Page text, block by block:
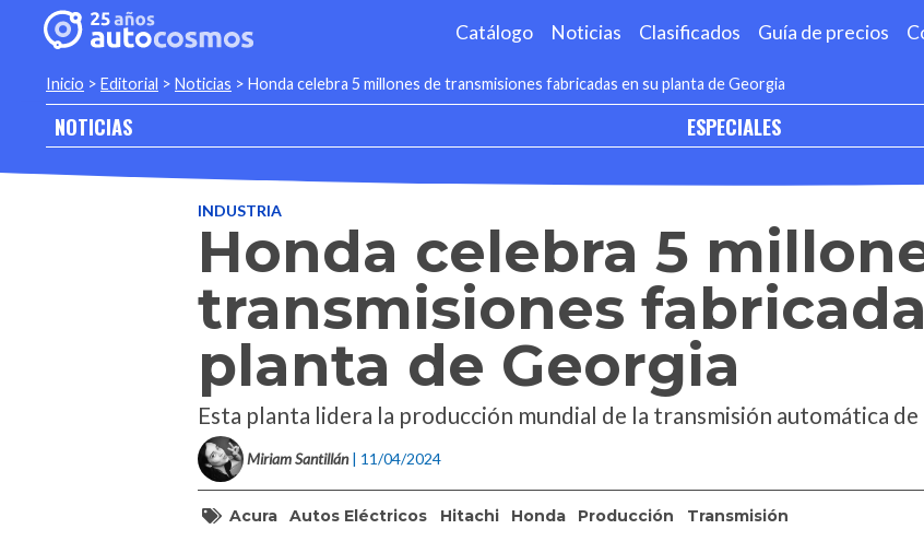
Catálogo Noticias Clasificados Guía de precios
Inicio > Editorial > Noticias > Honda celebra 5 millones de transmisiones fabricadas en su planta de Georgia
NOTICIAS ESPECIALES
INDUSTRIA
Honda celebra 5
transmisiones
planta de Georgia
Esta planta lidera la producción mundial de la transmisión automática
Miriam Santillán | 11/04/2024
Acura Autos Eléctricos Hitachi Honda Producción Transmisión